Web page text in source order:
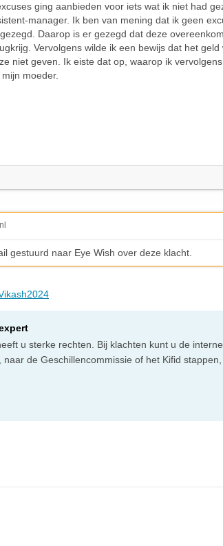
ging aanbieden voor iets wat ik niet had
manager. Ik ben van mening dat ik geen
Daarop is er gezegd dat deze
Vervolgens wilde ik een bewijs dat het geld
niet geven. Ik eiste dat op, waarop ik
moeder.
gestuurd naar Eye Wish over deze klacht.
u sterke rechten. Bij klachten kunt u de interne
de Geschillencommissie of het Kifid